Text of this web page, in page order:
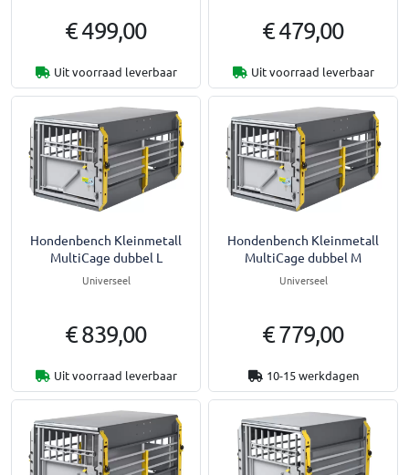
€ 499,00
Uit voorraad leverbaar
€ 479,00
Uit voorraad leverbaar
Hondenbench Kleinmetall
MultiCage dubbel L
Universeel
€ 839,00
Uit voorraad leverbaar
Hondenbench Kleinmetall
MultiCage dubbel M
Universeel
€ 779,00
10-15 werkdagen